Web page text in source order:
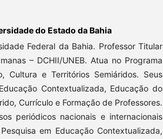
do Estado da Bahia
Federal da Bahia. Professor Titular
– DCHII/UNEB. Atua no Programa
Cultura e Territórios Semiáridos. Seus
Contextualizada, Educação do
Currículo e Formação de Professores.
periódicos nacionais e internacionais
em Educação Contextualizada,